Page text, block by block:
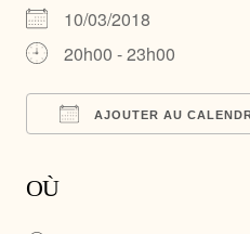
10/03/2018
20h00 - 23h00
AJOUTER AU
OÙ